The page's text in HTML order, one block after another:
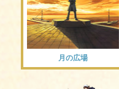
月の広場